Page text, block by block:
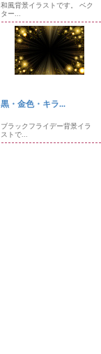
和風背景イラストです。 ベク
ター...
黒・金色・キラ...
ブラックフライデー背景イラ
ストで...